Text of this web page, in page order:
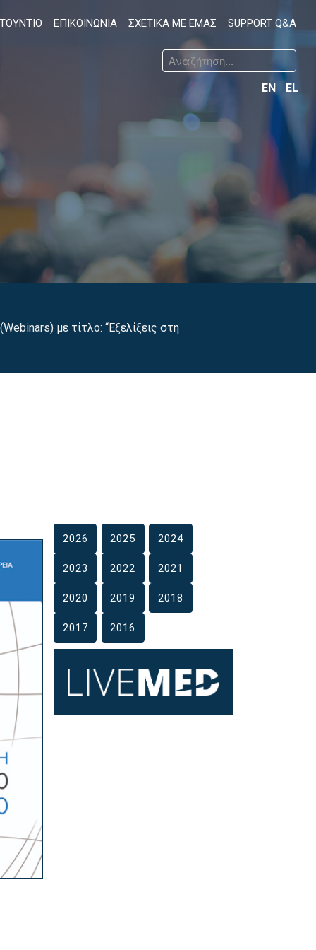
ΕΠΙΚΟΙΝΩΝΙΑ ΣΧΕΤΙΚΑ ΜΕ ΕΜΑΣ SUPPORT Q&A
EN EL
με τίτλο: “Εξελίξεις στη
2026 2025 2024
2023 2022 2021
2020 2019 2018
2017 2016